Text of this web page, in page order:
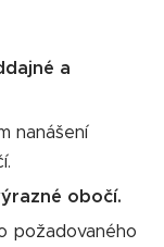
a
nanášení
obočí.
požadovaného